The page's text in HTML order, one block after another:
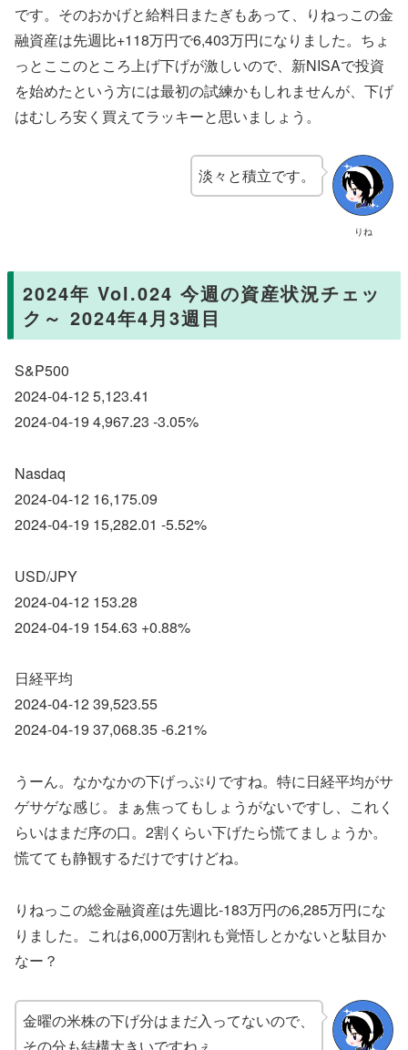
です。そのおかげと給料日またぎもあって、りねっこの金
融資産は先週比+118万円で6,403万円になりました。ちょ
っとここのところ上げ下げが激しいので、新NISAで投資
を始めたという方には最初の試練かもしれませんが、下げ
はむしろ安く買えてラッキーと思いましょう。
りね
淡々と積立です。
2024年 Vol.024 今週の資産状況チェッ
ク～ 2024年4月3週目
S&P500
2024-04-12 5,123.41
2024-04-19 4,967.23 -3.05%
Nasdaq
2024-04-12 16,175.09
2024-04-19 15,282.01 -5.52%
USD/JPY
2024-04-12 153.28
2024-04-19 154.63 +0.88%
日経平均
2024-04-12 39,523.55
2024-04-19 37,068.35 -6.21%
うーん。なかなかの下げっぷりですね。特に日経平均がサ
ゲサゲな感じ。まぁ焦ってもしょうがないですし、これく
らいはまだ序の口。2割くらい下げたら慌てましょうか。
慌てても静観するだけですけどね。
りねっこの総金融資産は先週比-183万円の6,285万円にな
りました。これは6,000万割れも覚悟しとかないと駄目か
なー？
金曜の米株の下げ分はまだ入ってないので、
その分も結構大きいですねぇ。